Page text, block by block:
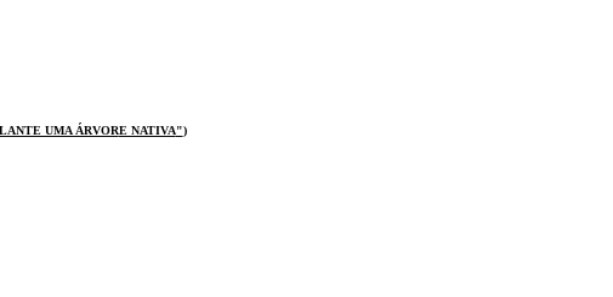
UMA ÁRVORE NATIVA")